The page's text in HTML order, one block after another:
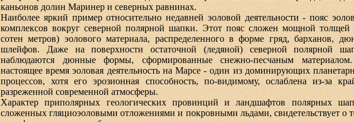
каньонов долин Маринер и северных равнинах.
Наиболее яркий пример относительно недавней эоловой деятельности - пояс
комплексов вокруг северной полярной шапки. Этот пояс сложен мощной толщей
сотен метров) эолового материала, распределенного в форме гряд, барханов,
шлейфов. Даже на поверхности остаточной (ледяной) северной полярной
наблюдаются дюнные формы, сформированные снежно-песчаным
настоящее время эоловая деятельность на Марсе - один из доминирующих
процессов, хотя его эрозионная способность, по-видимому, ослаблена из-за
разреженной современной атмосферы.
Характер приполярных геологических провинций и ландшафтов полярных
сложенных гляциоэоловыми отложениями и покровными льдами, свидетельствует о